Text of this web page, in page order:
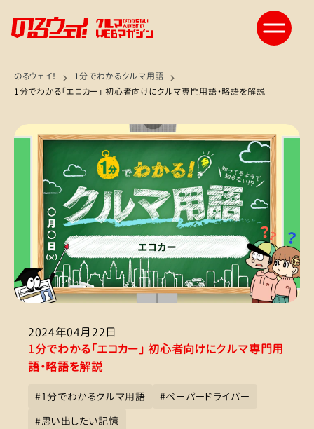
のるウェイ！
1分でわかるクルマ用語
1分でわかる「エコカー」 初心者向けにクルマ専門用語・略語を解説
2024年04月22日
1分でわかる「エコカー」 初心者向けにクルマ専門用
語・略語を解説
#1分でわかるクルマ用語 #ペーパードライバー
#思い出したい記憶